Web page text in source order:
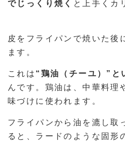
でじっくり焼く と上手くカ
皮をフライパンで焼いた後
ます。
これは “鶏油（チーユ）”と
んです。鶏油は、中華料理
味づけに使われます。
フライパンから油を漉し取
ると、ラードのような固形